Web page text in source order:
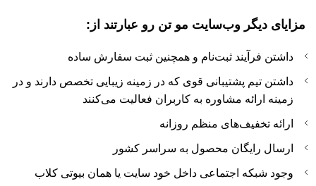
مزایای دیگر وب‌سایت مو تن رو عبارتند از:
داشتن فرآیند ثبت‌نام و همچنین ثبت سفارش ساده
داشتن تیم پشتیبانی قوی که در زمینه زیبایی تخصص دارند و در
زمینه ارائه مشاوره به کاربران فعالیت می‌کنند
ارائه تخفیف‌های منظم روزانه
ارسال رایگان محصول به سراسر کشور
وجود شبکه اجتماعی داخل خود سایت یا همان بیوتی کلاب